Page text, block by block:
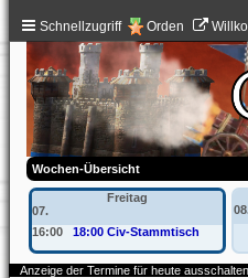
Schnellzugriff Orden
Wochen-Übersicht
Freitag
07.
16:00
18:00 Civ-Stammtisch
Anzeige der Termine für heute ausschalten